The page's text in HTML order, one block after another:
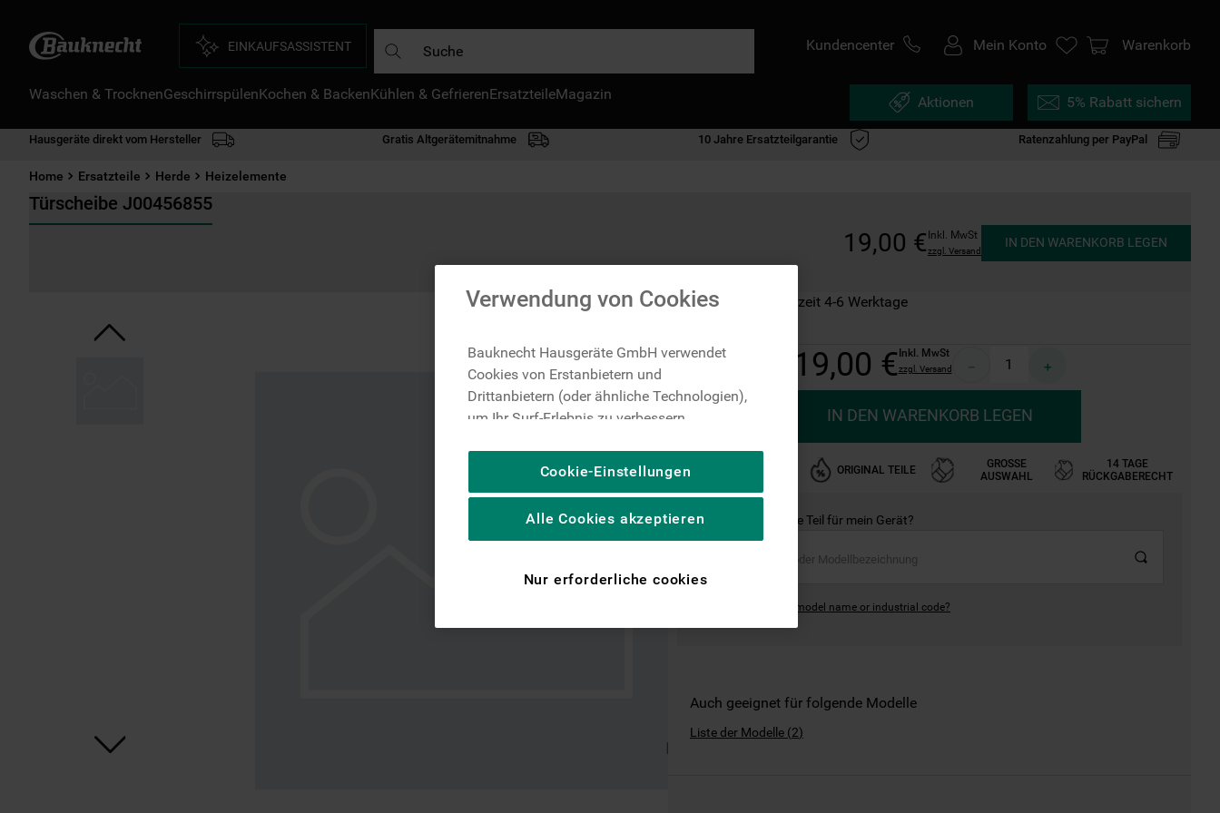
EINKAUFSASSISTENT Kundencenter Mein Konto Warenkorb
Waschen & TrocknenGeschirrspülenKochen & BackenKühlen & GefrierenErsatzteileMagazin Aktionen 5% Rabatt sichern
Hausgeräte direkt vom Hersteller Gratis Altgerätemitnahme 10 Jahre Ersatzteilgarantie Ratenzahlung per PayPal
Home Ersatzteile Herde Heizelemente
Türscheibe J00456855
19,00 € Inkl. MwSt
zzgl. Versand
IN DEN WARENKORB LEGEN
Auf Lager: Lieferzeit 4-6 Werktage
19,00 €Inkl. MwSt
zzgl. Versand ＋
IN DEN WARENKORB LEGEN
ORIGINAL TEILE
GROSSE A
USWAHL
14 TAGE
RÜCKGABERECHT
Ist dies das richtige Teil für mein Gerät?
Where can I find the model name or industrial code?
Auch geeignet für folgende Modelle
Liste der Modelle (2)
Verwendung von Cookies
Bauknecht Hausgeräte GmbH verwendet
Cookies von Erstanbietern und
Drittanbietern (oder ähnliche Technologien),
um Ihr Surf-Erlebnis zu verbessern
um die redaktionellen Inhalte der Website
basierend auf Ihrer Nutzung der Website zu
personalisieren, die Funktionalität der
spezifische Funktionen anzubieten
(einschließlich über Drittanbieter und auf
Plattformen, beispielsweise Google LLC –
Cookie-Einstellungen
Nur erforderliche cookies
Alle Cookies akzeptieren
DIE HÄUFIGSTEN SUCHANFRAGEN
mikrowelle
gefriertruhe
kühl-gefrierkombination freistehend